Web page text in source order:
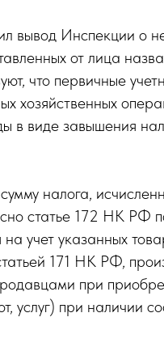
вывод Инспекции о
от лица
что первичные
хозяйственных
в виде завышения
налога,
статье 172 НК
учет указанных
171 НК РФ,
при
услуг) при наличии